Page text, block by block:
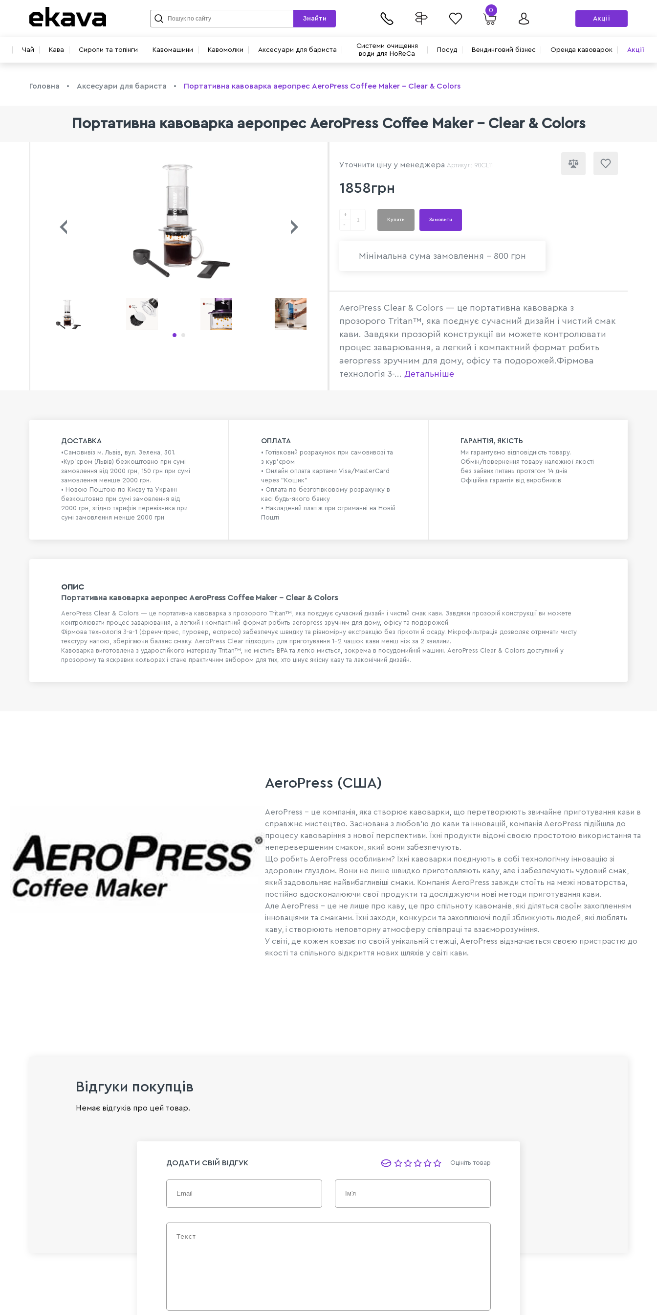
info@ekava.com.ua
Чай Кава Сиропи та топінги Кавомашини Кавомолки Аксесуари для бариста
Системи очищення
води для HoReCa
Посуд Вендинговий бізнес Оренда кавоварок Акції
Знайти
0
Акції
Головна Аксесуари для бариста Портативна кавоварка аеропрес AeroPress Coffee Maker – Clear & Colors
Портативна кавоварка аеропрес AeroPress Coffee Maker – Clear & Colors
Уточнити ціну у менеджера Артикул: 90CL11
1858грн
+
-
Купити Замовити
Мінімальна сума замовлення - 800 грн
AeroPress Clear & Colors — це портативна кавоварка з
прозорого Tritan™, яка поєднує сучасний дизайн і чистий смак
кави. Завдяки прозорій конструкції ви можете контролювати
процес заварювання, а легкий і компактний формат робить
aeropress зручним для дому, офісу та подорожей.Фірмова
технологія 3-... Детальніше
ДОСТАВКА
•Самовивіз м. Львів, вул. Зелена, 301.
•Кур'єром (Львів) безкоштовно при сумі
замовлення від 2000 грн, 150 грн при сумі
замовлення менше 2000 грн.
• Новою Поштою по Києву та Україні
безкоштовно при сумі замовлення від
2000 грн, згідно тарифів перевізника при
сумі замовлення менше 2000 грн
ОПЛАТА
• Готівковий розрахунок при самовивозі та
з кур’єром
• Онлайн оплата картами Visa/MasterCard
через "Кошик"
• Оплата по безготівковому розрахунку в
касі будь-якого банку
• Накладений платіж при отриманні на Новій
Пошті
ГАРАНТІЯ, ЯКІСТЬ
Ми гарантуємо відповідність товару.
Обмін/повернення товару належної якості
без зайвих питань протягом 14 днів
Офіційна гарантія від виробників
ОПИС
Портативна кавоварка аеропрес AeroPress Coffee Maker – Clear & Colors
AeroPress Clear & Colors — це портативна кавоварка з прозорого Tritan™, яка поєднує сучасний дизайн і чистий смак кави. Завдяки прозорій конструкції ви можете
контролювати процес заварювання, а легкий і компактний формат робить aeropress зручним для дому, офісу та подорожей.
Фірмова технологія 3-в-1 (френч-прес, пуровер, еспресо) забезпечує швидку та рівномірну екстракцію без гіркоти й осаду. Мікрофільтрація дозволяє отримати чисту
текстуру напою, зберігаючи баланс смаку. AeroPress Clear підходить для приготування 1–2 чашок кави менш ніж за 2 хвилини.
Кавоварка виготовлена з ударостійкого матеріалу Tritan™, не містить BPA та легко миється, зокрема в посудомийній машині. AeroPress Clear & Colors доступний у
прозорому та яскравих кольорах і стане практичним вибором для тих, хто цінує якісну каву та лаконічний дизайн.
AeroPress (США)
AeroPress - це компанія, яка створює кавоварки, що перетворюють звичайне приготування кави в
справжнє мистецтво. Заснована з любов'ю до кави та інновацій, компанія AeroPress підійшла до
процесу кавоваріння з нової перспективи. Їхні продукти відомі своєю простотою використання та
неперевершеним смаком, який вони забезпечують.
Що робить AeroPress особливим? Їхні кавоварки поєднують в собі технологічну інновацію зі
здоровим глуздом. Вони не лише швидко приготовляють каву, але і забезпечують чудовий смак,
який задовольняє найвибагливіші смаки. Компанія AeroPress завжди стоїть на межі новаторства,
постійно вдосконалюючи свої продукти та досліджуючи нові методи приготування кави.
Але AeroPress - це не лише про каву, це про спільноту кавоманів, які діляться своїм захопленням
інноваціями та смаками. Їхні заходи, конкурси та захоплюючі події зближують людей, які люблять
каву, і створюють неповторну атмосферу співпраці та взаєморозуміння.
У світі, де кожен ковзає по своїй унікальній стежці, AeroPress відзначається своєю пристрастю до
якості та спільного відкриття нових шляхів у світі кави.
Відгуки покупців
Немає відгуків про цей товар.
ДОДАТИ СВІЙ ВІДГУК Оцініть товар